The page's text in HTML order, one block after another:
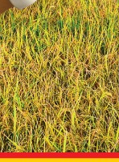
ชลบุรี พร้อมด้วยน
ตร์ พิณเมืองงาม ผู้
กษาความมั่นคงภา
ำผิดกฎหมาย ในพื้น
น้าที่ฝ่ายปกครอง ม
มสุนัขตำรวจ 6 ตัว